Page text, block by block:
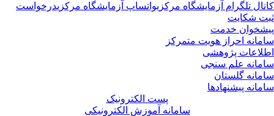
تلگرام آزمایشگاه مرکزیواتساپ آزمایشگاه مرکزیدرخواست
شکایت
خدمت
احراز هویت متمرکز
پژوهشی
علم سنجی
گلستان
پیشنهادها
پست الکترونیک
سامانه آموزش الکترونیکی